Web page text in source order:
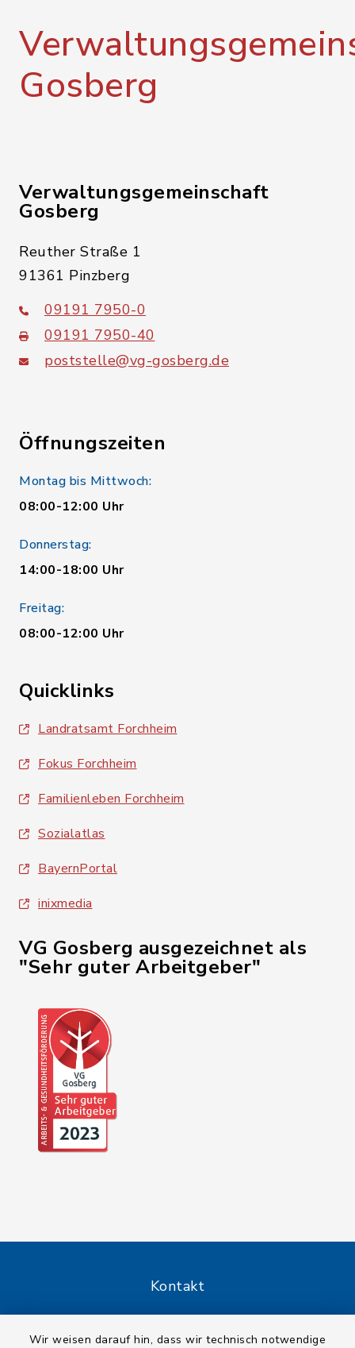
Wir weisen darauf hin, dass wir technisch notwendige
Gosberg
Verwaltungsgemeinschaft
Gosberg
Reuther Straße 1
91361 Pinzberg
09191 7950-0
09191 7950-40
poststelle@vg-gosberg.de
Öffnungszeiten
Montag bis Mittwoch:
08:00-12:00 Uhr
Donnerstag:
14:00-18:00 Uhr
Freitag:
08:00-12:00 Uhr
Quicklinks
Landratsamt Forchheim
Fokus Forchheim
Familienleben Forchheim
Sozialatlas
BayernPortal
inixmedia
VG Gosberg ausgezeichnet als
"Sehr guter Arbeitgeber"
Kontakt